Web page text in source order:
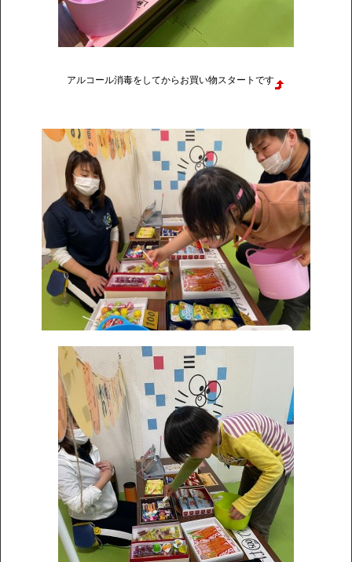
アルコール消毒をしてからお買い物スタートです